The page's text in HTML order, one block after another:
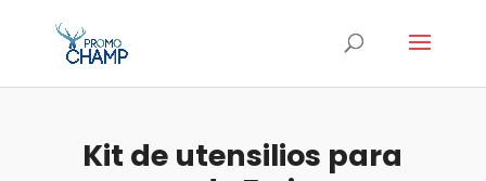
Kit de utensilios para